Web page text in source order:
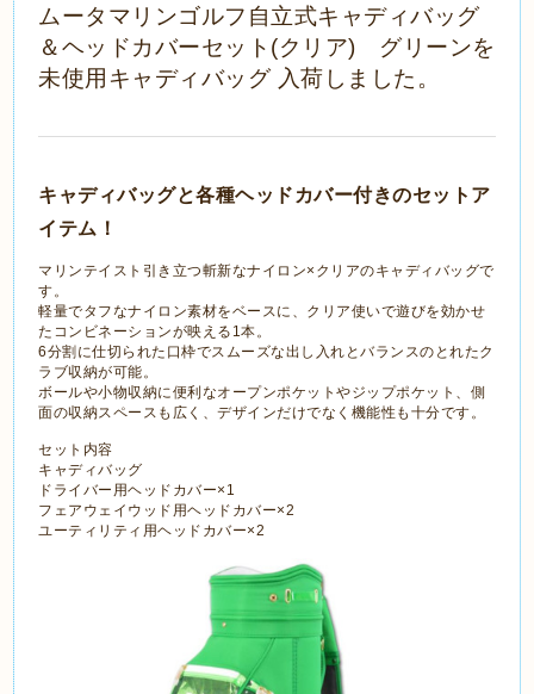
ムータマリンゴルフ自立式キャディバッグ
＆ヘッドカバーセット(クリア) グリーンを
未使用キャディバッグ 入荷しました。
キャディバッグと各種ヘッドカバー付きのセットア
イテム！
マリンテイスト引き立つ斬新なナイロン×クリアのキャディバッグで
す。
軽量でタフなナイロン素材をベースに、クリア使いで遊びを効かせ
たコンビネーションが映える1本。
6分割に仕切られた口枠でスムーズな出し入れとバランスのとれたク
ラブ収納が可能。
ボールや小物収納に便利なオープンポケットやジップポケット、側
面の収納スペースも広く、デザインだけでなく機能性も十分です。
セット内容
キャディバッグ
ドライバー用ヘッドカバー×1
フェアウェイウッド用ヘッドカバー×2
ユーティリティ用ヘッドカバー×2